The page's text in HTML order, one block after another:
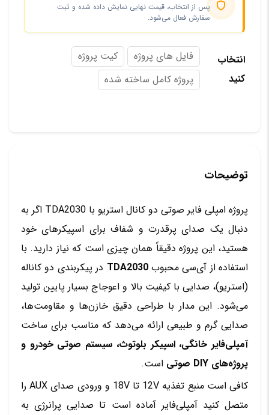
پس از انتخاب، قیمت نهایی نمایش داده شده و ثبت
سفارش فعال می‌شود.
انتخاب
کنید
فایل های پروژه
کیت پروژه
پروژه کامل ساخته شده
توضیحات
پروژه امپلی فایر صوتی دو کانال استریو با TDA2030 اگر به
دنبال یک صدای پرقدرت و شفاف برای اسپیکرهای خود
هستید، این پروژه دقیقاً همان چیزی است که نیاز دارید. با
استفاده از آی‌سی محبوبTDA2030 در پیکربندی دو کاناله
(استریو)، صدایی با کیفیت بالا و اعوجاج بسیار پایین تولید
می‌شود. این مدار با طراحی دقیق خازن‌ها و مقاومت‌ها،
صدایی گرم و طبیعی ارائه می‌دهد که مناسب برای ساخت
آمپلی‌فایر خانگی، اسپیکر بلوتوث، سیستم صوتی خودرو و
پروژه‌های DIY صوتی
است.
کافی است منبع تغذیه 12V تا 18V و ورودی صدای AUX را
متصل کنید آمپلی‌فایر آماده است تا صدایی پرانرژی به